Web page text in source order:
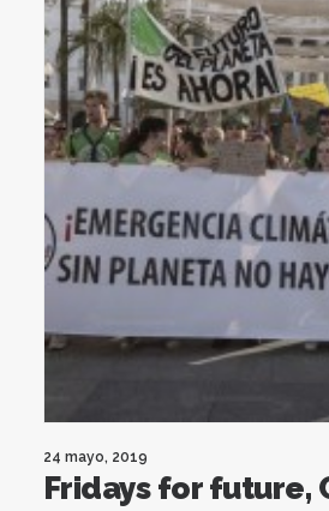
24 mayo, 2019
Fridays for future,